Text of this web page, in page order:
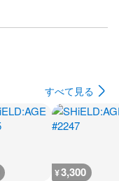
すべて見る
¥3,300